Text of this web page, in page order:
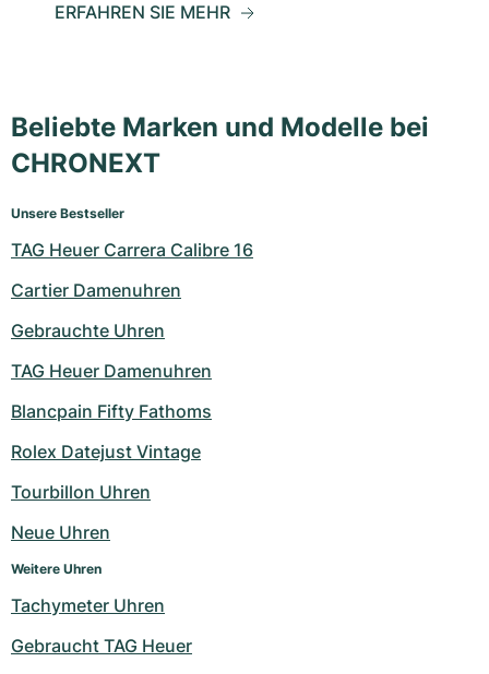
ERFAHREN SIE MEHR
Beliebte Marken und Modelle bei
CHRONEXT
Unsere Bestseller
TAG Heuer Carrera Calibre 16
Cartier Damenuhren
Gebrauchte Uhren
TAG Heuer Damenuhren
Blancpain Fifty Fathoms
Rolex Datejust Vintage
Tourbillon Uhren
Neue Uhren
Weitere Uhren
Tachymeter Uhren
Gebraucht TAG Heuer